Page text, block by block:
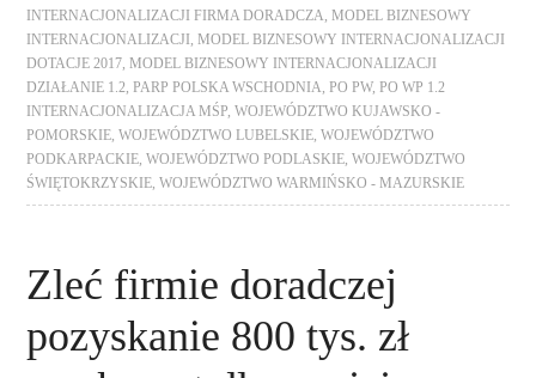
INTERNACJONALIZACJI FIRMA DORADCZA ,MODEL BIZNESOWY
INTERNACJONALIZACJI
,MODEL BIZNESOWY INTERNACJONALIZACJI
DOTACJE 2017 ,MODEL BIZNESOWY INTERNACJONALIZACJI
DZIAŁANIE 1.2 ,PARP POLSKA WSCHODNIA ,PO PW,PO WP 1.2
INTERNACJONALIZACJA MŚP ,WOJEWÓDZTWO KUJAWSKO -
POMORSKIE ,WOJEWÓDZTWO LUBELSKIE ,WOJEWÓDZTWO
PODKARPACKIE ,WOJEWÓDZTWO PODLASKIE ,WOJEWÓDZTWO
ŚWIĘTOKRZYSKIE ,WOJEWÓDZTWO WARMIŃSKO - MAZURSKIE
Zleć firmie doradczej
pozyskanie 800 tys. zł